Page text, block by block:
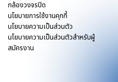
กล้องวงจรปิด
นโยบายการใช้งานคุกกี้
นโยบายความเป็นส่วนตัว
นโยบายความเป็นส่วนตัวสำหรับผู้
สมัครงาน